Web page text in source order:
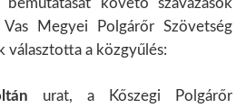
követő szavazások
Megyei Polgárőr Szövetség
választotta a közgyűlés:
urat, a Kőszegi Polgárőr